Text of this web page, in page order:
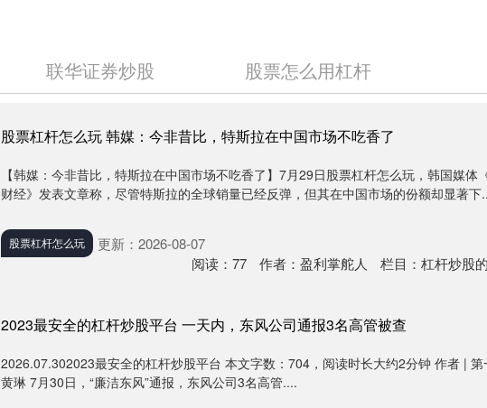
联华证券炒股 股票怎么用杠杆
股票杠杆怎么玩 韩媒：今非昔比，特斯拉在中国市场不吃香了
【韩媒：今非昔比，特斯拉在中国市场不吃香了】7月29日股票杠杆怎么玩，韩国媒体
财经》发表文章称，尽管特斯拉的全球销量已经反弹，但其在中国市场的份额却显著下
股票杠杆怎么玩
更新：2026-08-07
阅读： 77 作者： 盈利掌舵人 栏目： 杠杆炒股
2023最安全的杠杆炒股平台 一天内，东风公司通报3名高管被查
2026.07.302023最安全的杠杆炒股平台 本文字数：704，阅读时长大约2分钟 作者 | 第
黄琳 7月30日，“廉洁东风”通报，东风公司3名高管....